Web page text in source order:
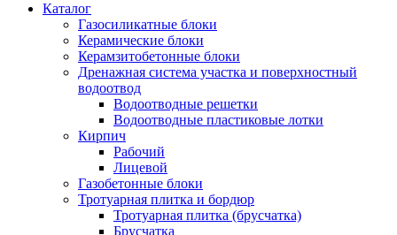
Каталог
Газосиликатные блоки
Керамические блоки
Керамзитобетонные блоки
Дренажная система участка и поверхностный
водоотвод
Водоотводные решетки
Водоотводные пластиковые лотки
Кирпич
Рабочий
Лицевой
Газобетонные блоки
Тротуарная плитка и бордюр
Тротуарная плитка (брусчатка)
Брусчатка